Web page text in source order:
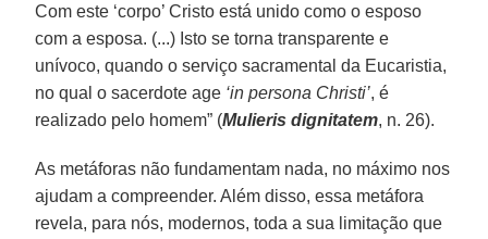
Com este ‘corpo’ Cristo está unido como o esposo
com a esposa. (...) Isto se torna transparente e
unívoco, quando o serviço sacramental da Eucaristia,
no qual o sacerdote age ‘in persona Christi’, é
realizado pelo homem” (Mulieris dignitatem, n. 26).
As metáforas não fundamentam nada, no máximo nos
ajudam a compreender. Além disso, essa metáfora
revela, para nós, modernos, toda a sua limitação que